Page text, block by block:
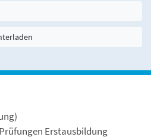
Erstausbildung